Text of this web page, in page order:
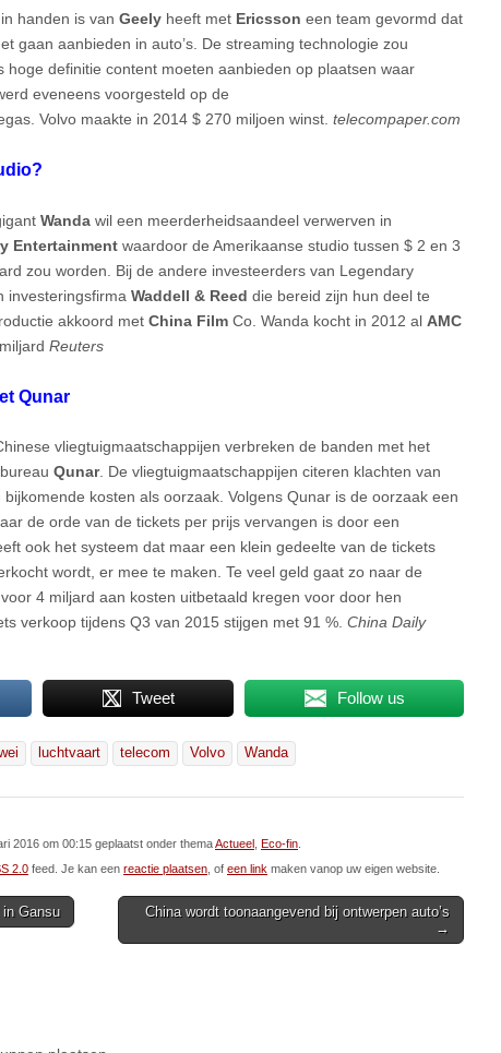
handen is van Geely heeft met Ericsson een team gevormd dat
gaan aanbieden in auto’s. De streaming technologie zou
hoge definitie content moeten aanbieden op plaatsen waar
eveneens voorgesteld op de
Volvo maakte in 2014 $ 270 miljoen winst. telecompaper.com
Wanda wil een meerderheidsaandeel verwerven in
Entertainment waardoor de Amerikaanse studio tussen $ 2 en 3
zou worden. Bij de andere investeerders van Legendary
investeringsfirma Waddell & Reed die bereid zijn hun deel te
akkoord met China Film Co. Wanda kocht in 2012 al AMC
Reuters
Qunar
vliegtuigmaatschappijen verbreken de banden met het
Qunar. De vliegtuigmaatschappijen citeren klachten van
bijkomende kosten als oorzaak. Volgens Qunar is de oorzaak een
de orde van de tickets per prijs vervangen is door een
ook het systeem dat maar een klein gedeelte van de tickets
wordt, er mee te maken. Te veel geld gaat zo naar de
4 miljard aan kosten uitbetaald kregen voor door hen
verkoop tijdens Q3 van 2015 stijgen met 91 %. China Daily
Tweet Follow us
luchtvaart telecom Volvo Wanda
2016 om 00:15 geplaatst onder themaActueel Eco-fin
2.0 feed. Je kan een reactie plaatsen , of een link maken vanop uw eigen website.
Gansu
China wordt toonaangevend bij ontwerpen auto’s
→